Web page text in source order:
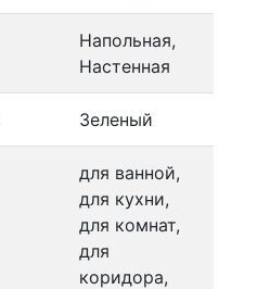
Напольная,
Настенная
Зеленый
для ванной,
для кухни,
для комнат,
для
коридора,